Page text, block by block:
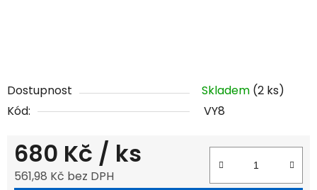
Dostupnost Skladem (2 ks)
Kód:
VY8
680 Kč / ks
561,98 Kč bez DPH